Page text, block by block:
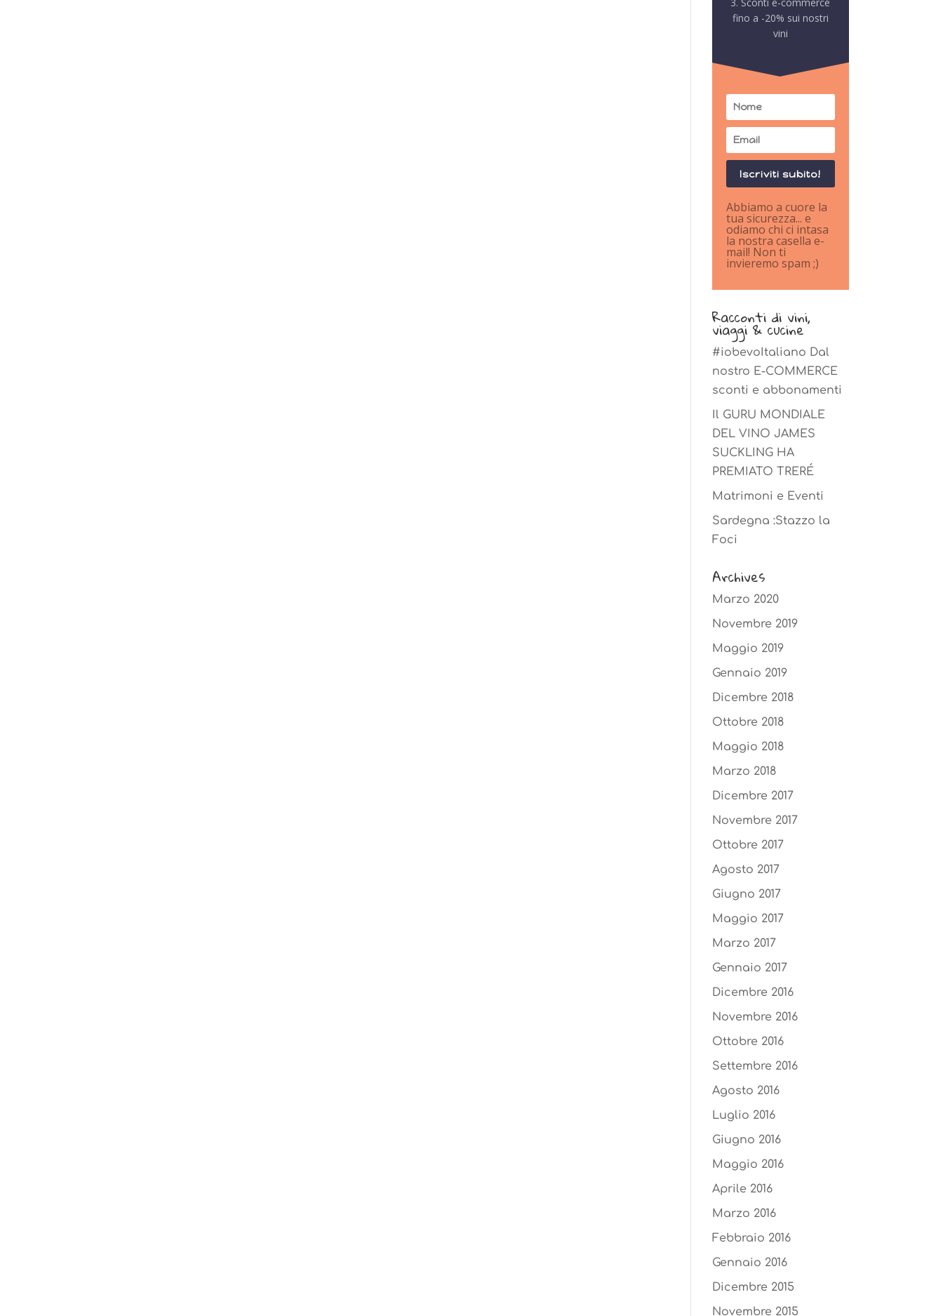
fino a -20% sui nostri
vini
Iscriviti subito!
Abbiamo a cuore la
tua sicurezza... e
odiamo chi ci intasa
la nostra casella e-
mail! Non ti
invieremo spam ;)
Racconti di vini,
viaggi & cucine
#iobevoItaliano Dal
nostro E-COMMERCE
sconti e abbonamenti
Il GURU MONDIALE
DEL VINO JAMES
SUCKLING HA
PREMIATO TRERÉ
Matrimoni e Eventi
Sardegna :Stazzo la
Foci
Archives
Marzo 2020
Novembre 2019
Maggio 2019
Gennaio 2019
Dicembre 2018
Ottobre 2018
Maggio 2018
Marzo 2018
Dicembre 2017
Novembre 2017
Ottobre 2017
Agosto 2017
Giugno 2017
Maggio 2017
Marzo 2017
Gennaio 2017
Dicembre 2016
Novembre 2016
Ottobre 2016
Settembre 2016
Agosto 2016
Luglio 2016
Giugno 2016
Maggio 2016
Aprile 2016
Marzo 2016
Febbraio 2016
Gennaio 2016
Dicembre 2015
Novembre 2015